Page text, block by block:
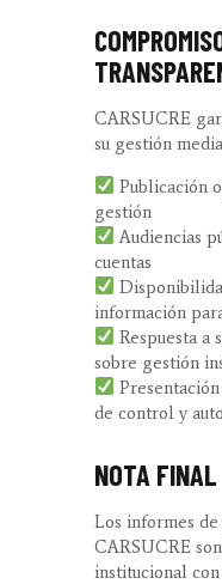
CARSUCRE
su gestión
Publicación
gestión
Audiencias
cuentas
información
Respuesta a
sobre gestión
de control y
NOTA FINAL
Los informes
CARSUCRE
institucional